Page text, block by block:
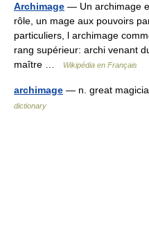
Archimage — Un archimage
rôle, un mage aux pouvoirs
particuliers, l archimage
rang supérieur: archi venant
maître …
Wikipédia en Français
archimage — n. great
dictionary